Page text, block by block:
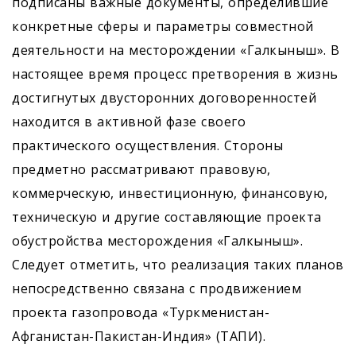
конкретные сферы и параметры совместной
деятельности на месторождении «Галкыныш». В
настоящее время процесс претворения в жизнь
достигнутых двусторонних договоренностей
находится в активной фазе своего
практического осуществления. Стороны
предметно рассматривают правовую,
коммерческую, инвестиционную, финансовую,
техническую и другие составляющие проекта
обустройства месторождения «Галкыныш».
Следует отметить, что реализация таких планов
непосредственно связана с продвижением
проекта газопровода «Туркменистан-
Афганистан-Пакистан-Индия» (ТАПИ).